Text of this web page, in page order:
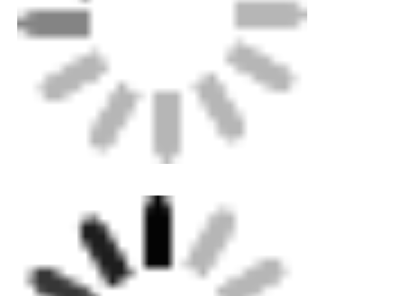
Η λαβή αγκώνων είναι ένα απλό και
αποτελεσματικό εργαλείο χειρός για τη λαβή